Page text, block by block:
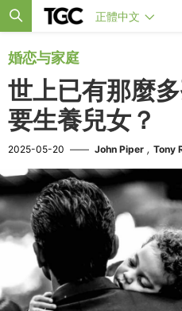
正體中文
婚恋与家庭
世上已有那麼
要生養兒女？
2025-05-20 —— John Piper , Tony